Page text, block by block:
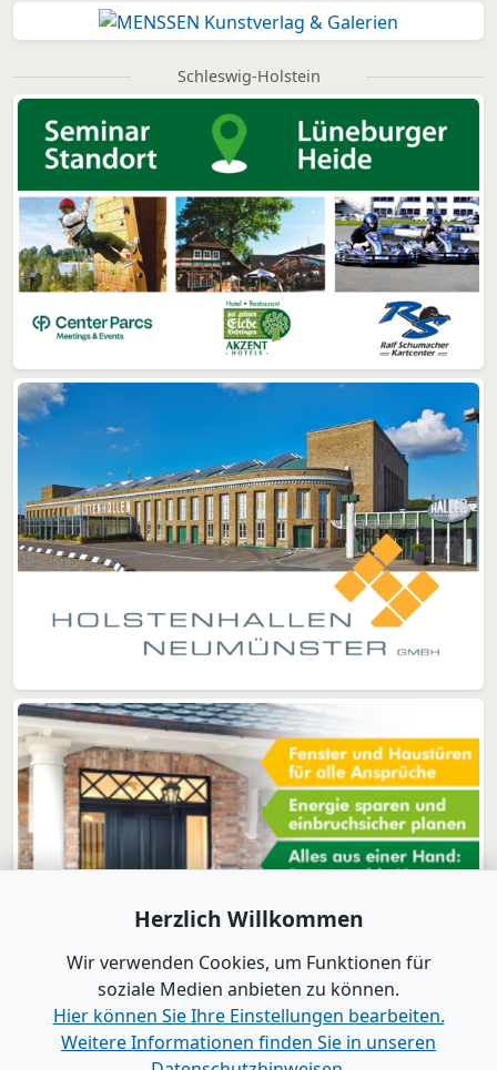
Schleswig-Holstein
Herzlich Willkommen
Wir verwenden Cookies, um Funktionen für
soziale Medien anbieten zu können.
Hier können Sie Ihre Einstellungen bearbeiten.
Weitere Informationen finden Sie in unseren